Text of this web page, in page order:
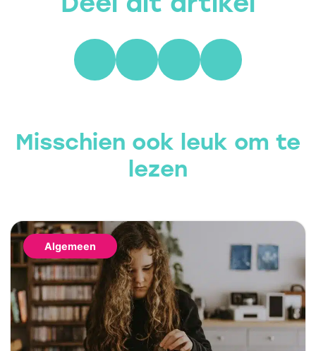
Misschien ook leuk om te
lezen
Algemeen